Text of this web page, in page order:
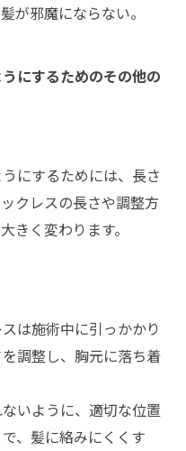
が邪魔にならない。
にするためのその他の
にするためには、長さ
クレスの長さや調整方
きく変わります。
は施術中に引っかかり
調整し、胸元に落ち着
いように、適切な位置
、髪に絡みにくくす